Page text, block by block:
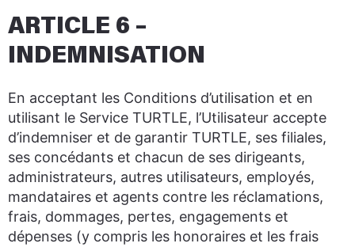
ARTICLE 6 –
INDEMNISATION
En acceptant les Conditions d’utilisation et en
utilisant le Service TURTLE, l’Utilisateur accepte
d’indemniser et de garantir TURTLE, ses filiales,
ses concédants et chacun de ses dirigeants,
administrateurs, autres utilisateurs, employés,
mandataires et agents contre les réclamations,
frais, dommages, pertes, engagements et
dépenses (y compris les honoraires et les frais